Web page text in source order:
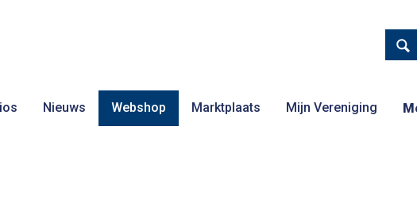
Nieuws Webshop Marktplaats Mijn Vereniging